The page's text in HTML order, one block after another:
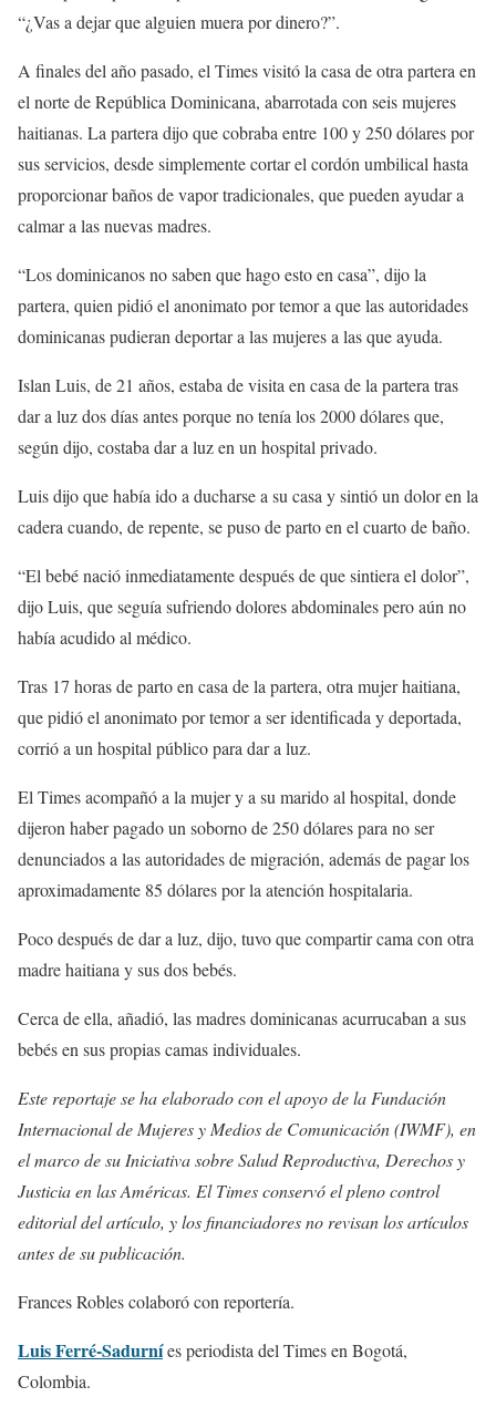
“¿Vas a dejar que alguien muera por dinero?”.
A finales del año pasado, el Times visitó la casa de otra partera en
el norte de República Dominicana, abarrotada con seis mujeres
haitianas. La partera dijo que cobraba entre 100 y 250 dólares por
sus servicios, desde simplemente cortar el cordón umbilical hasta
proporcionar baños de vapor tradicionales, que pueden ayudar a
calmar a las nuevas madres.
“Los dominicanos no saben que hago esto en casa”, dijo la
partera, quien pidió el anonimato por temor a que las autoridades
dominicanas pudieran deportar a las mujeres a las que ayuda.
Islan Luis, de 21 años, estaba de visita en casa de la partera tras
dar a luz dos días antes porque no tenía los 2000 dólares que,
según dijo, costaba dar a luz en un hospital privado.
Luis dijo que había ido a ducharse a su casa y sintió un dolor en la
cadera cuando, de repente, se puso de parto en el cuarto de baño.
“El bebé nació inmediatamente después de que sintiera el dolor”,
dijo Luis, que seguía sufriendo dolores abdominales pero aún no
había acudido al médico.
Tras 17 horas de parto en casa de la partera, otra mujer haitiana,
que pidió el anonimato por temor a ser identificada y deportada,
corrió a un hospital público para dar a luz.
El Times acompañó a la mujer y a su marido al hospital, donde
dijeron haber pagado un soborno de 250 dólares para no ser
denunciados a las autoridades de migración, además de pagar los
aproximadamente 85 dólares por la atención hospitalaria.
Poco después de dar a luz, dijo, tuvo que compartir cama con otra
madre haitiana y sus dos bebés.
Cerca de ella, añadió, las madres dominicanas acurrucaban a sus
bebés en sus propias camas individuales.
Este reportaje se ha elaborado con el apoyo de la Fundación
Internacional de Mujeres y Medios de Comunicación (IWMF), en
el marco de su Iniciativa sobre Salud Reproductiva, Derechos y
Justicia en las Américas. El Times conservó el pleno control
editorial del artículo, y los financiadores no revisan los artículos
antes de su publicación.
Frances Robles colaboró con reportería.
Luis Ferré-Sadurníes periodista del Times en Bogotá,
Colombia.